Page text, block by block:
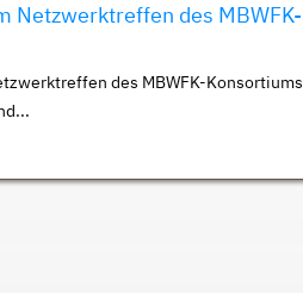
Netzwerktreffen des
des MBWFK-